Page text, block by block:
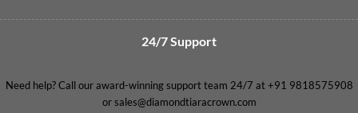
24/7 Support
Need help? Call our award-winning support team 24/7 at +91 9818575908
or sales@diamondtiaracrown.com